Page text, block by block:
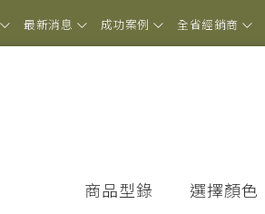
最新消息 成功案例 全省經銷商
商品型錄 選擇顏色